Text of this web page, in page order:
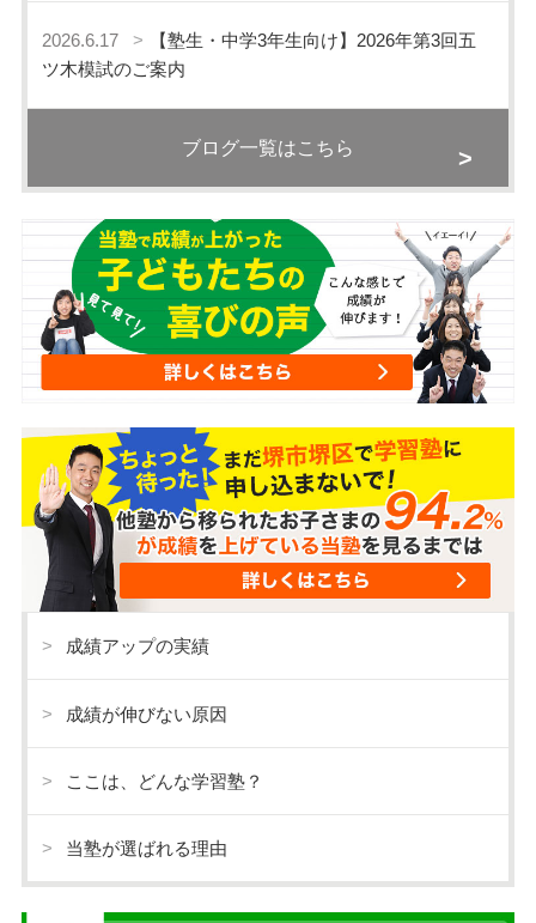
2026.6.17
【塾生・中学3年生向け】2026年第3回五
ツ木模試のご案内
ブログ一覧はこちら
成績アップの実績
成績が伸びない原因
ここは、どんな学習塾？
当塾が選ばれる理由